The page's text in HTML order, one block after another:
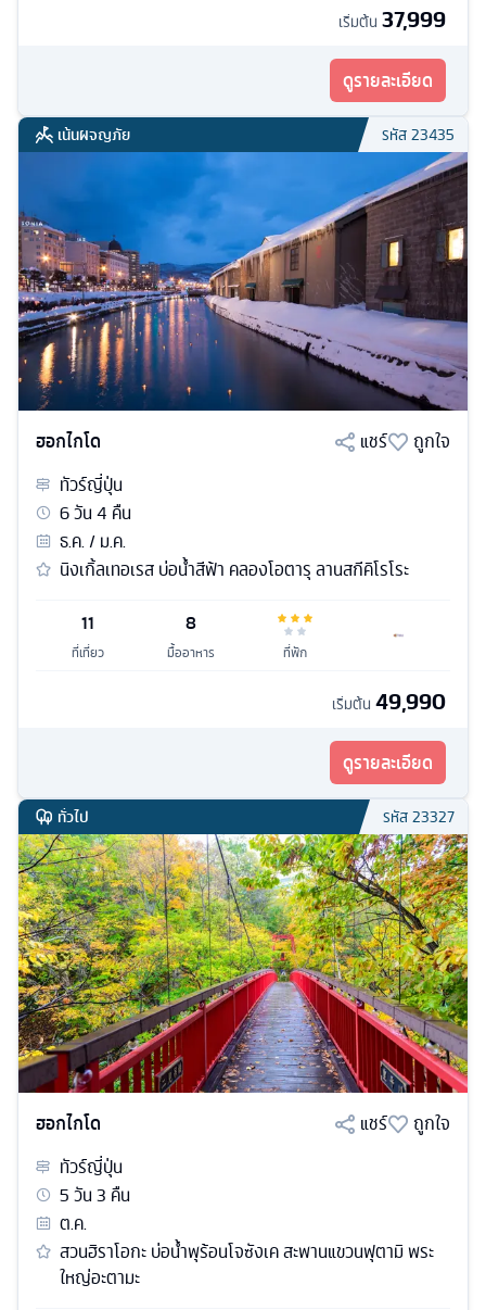
เริ่มต้น 37,999
ดูรายละเอียด
เน้นผจญภัย รหัส23435
ฮอกไกโด แชร์
ถูกใจ
ทัวร์ญี่ปุ่น
6วัน4 คืน
ธ.ค. / ม.ค.
นิงเกิ้ลเทอเรส บ่อน้ำสีฟ้า คลองโอตารุ ลานสกีคิโรโระ
11
ที่เที่ยว
8
มื้ออาหาร ที่พัก
เริ่มต้น 49,990
ดูรายละเอียด
ทั่วไป รหัส23327
ฮอกไกโด แชร์
ถูกใจ
ทัวร์ญี่ปุ่น
5วัน3 คืน
ต.ค.
สวนฮิราโอกะ บ่อน้ำพุร้อนโจซังเค สะพานแขวนฟุตามิ พระ
ใหญ่อะตามะ